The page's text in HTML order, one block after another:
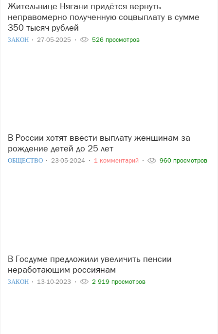
Жительнице Нягани придётся вернуть
неправомерно полученную соцвыплату в сумме
350 тысяч рублей
ЗАКОН 27-05-2025 526 просмотров
В России хотят ввести выплату женщинам за
рождение детей до 25 лет
ОБЩЕСТВО 23-05-2024 1 комментарий 960 просмотров
В Госдуме предложили увеличить пенсии
неработающим россиянам
ЗАКОН 13-10-2023 2 919 просмотров